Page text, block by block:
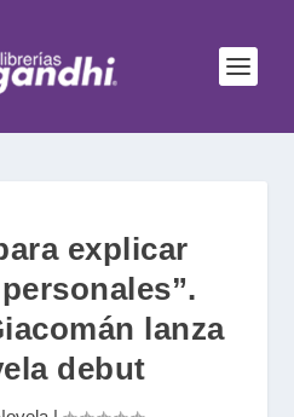
explicar
lanza
debut